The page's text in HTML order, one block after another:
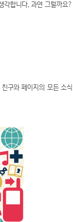
각합니다. 과연 그럴까요?
구와 페이지의 모든 소식